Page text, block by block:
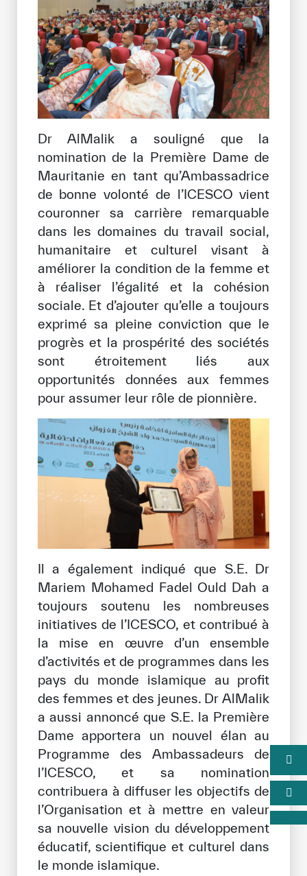
Dr AlMalik a souligné que la
nomination de la Première Dame de
Mauritanie en tant qu’Ambassadrice
de bonne volonté de l’ICESCO vient
couronner sa carrière remarquable
dans les domaines du travail social,
humanitaire et culturel visant à
améliorer la condition de la femme et
à réaliser l’égalité et la cohésion
sociale. Et d’ajouter qu’elle a toujours
exprimé sa pleine conviction que le
progrès et la prospérité des sociétés
sont étroitement liés aux
opportunités données aux femmes
pour assumer leur rôle de pionnière.
Il a également indiqué que S.E. Dr
Mariem Mohamed Fadel Ould Dah a
toujours soutenu les nombreuses
initiatives de l’ICESCO, et contribué à
la mise en œuvre d’un ensemble
d’activités et de programmes dans les
pays du monde islamique au profit
des femmes et des jeunes. Dr AlMalik
a aussi annoncé que S.E. la Première
Dame apportera un nouvel élan au
Programme des Ambassadeurs de
l’ICESCO, et sa nomination
contribuera à diffuser les objectifs de
l’Organisation et à mettre en valeur
sa nouvelle vision du développement
éducatif, scientifique et culturel dans
le monde islamique.